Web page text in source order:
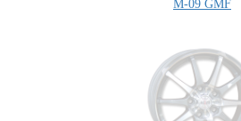
M-09 GMF